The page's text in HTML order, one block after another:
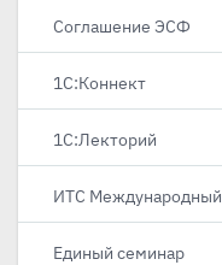
Соглашение ЭСФ
1С:Коннект
1С:Лекторий
ИТС Международный
Единый семинар